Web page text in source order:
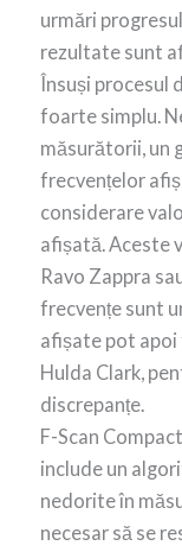
urmări
rezultate sunt
Însuși procesul
foarte simplu.
măsurătorii, un
frecvențelor
considerare
afișată. Aceste
Ravo Zappra
frecvențe sunt
afișate pot apoi
Hulda Clark,
discrepanțe.
F-Scan
include un
nedorite în
necesar să se